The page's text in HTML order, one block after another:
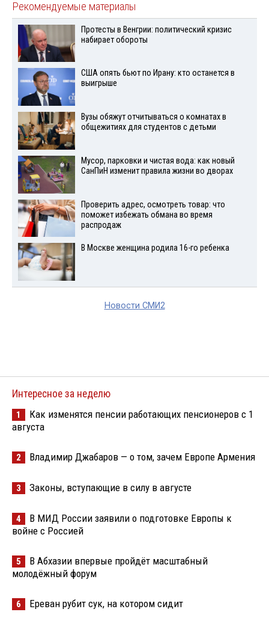
Рекомендуемые материалы
Протесты в Венгрии: политический кризис
набирает обороты
США опять бьют по Ирану: кто останется в
выигрыше
Вузы обяжут отчитываться о комнатах в
общежитиях для студентов с детьми
Мусор, парковки и чистая вода: как новый
СанПиН изменит правила жизни во дворах
Проверить адрес, осмотреть товар: что
поможет избежать обмана во время
распродаж
В Москве женщина родила 16-го ребенка
Новости СМИ2
Интересное за неделю
1
Как изменятся пенсии работающих пенсионеров с 1
августа
2 Владимир Джабаров — о том, зачем Европе Армения
3 Законы, вступающие в силу в августе
4
В МИД России заявили о подготовке Европы к
войне с Россией
5
В Абхазии впервые пройдёт масштабный
молодёжный форум
6 Ереван рубит сук, на котором сидит